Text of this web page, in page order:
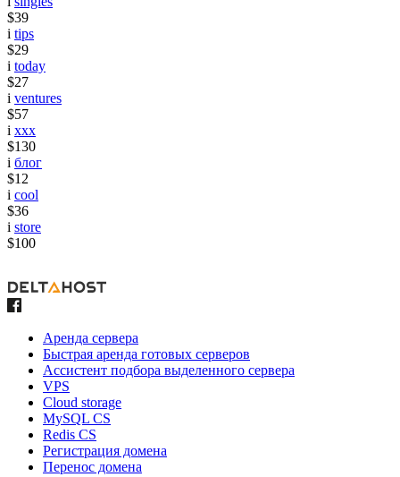
$39
i tips
$29
i today
$27
i ventures
$57
i xxx
$130
i блог
$12
i cool
$36
i store
$100
Аренда сервера
Быстрая аренда готовых серверов
Ассистент подбора выделенного сервера
VPS
Cloud storage
MySQL CS
Redis CS
Регистрация домена
Перенос домена